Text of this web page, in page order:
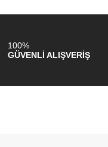
100%
GÜVENLİ ALIŞVERİŞ